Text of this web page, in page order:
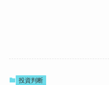
投資判断